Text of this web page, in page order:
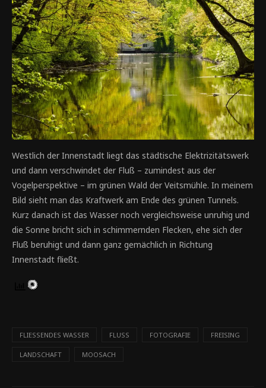
Westlich der Innenstadt liegt das städtische Elektrizitätswerk
und dann verschwindet der Fluß – zumindest aus der
Vogelperspektive – im grünen Wald der Veitsmühle. In meinem
Bild sieht man das Kraftwerk am Ende des grünen Tunnels.
Kurz danach ist das Wasser noch vergleichsweise unruhig und
die Sonne bricht sich in schimmernden Flecken, ehe sich der
Fluß beruhigt und dann ganz gemächlich in Richtung
Innenstadt fließt.
FLIESSENDES WASSER FLUSS FOTOGRAFIE FREISING
LANDSCHAFT MOOSACH